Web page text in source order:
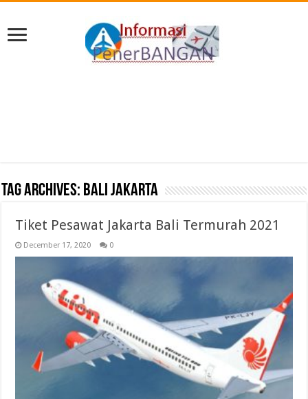
Tag Archives: bali jakarta
Tiket Pesawat Jakarta Bali Termurah 2021
December 17, 2020 0